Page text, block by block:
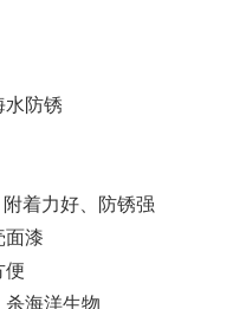
防锈
着力好、防锈强
漆
便
海洋生物